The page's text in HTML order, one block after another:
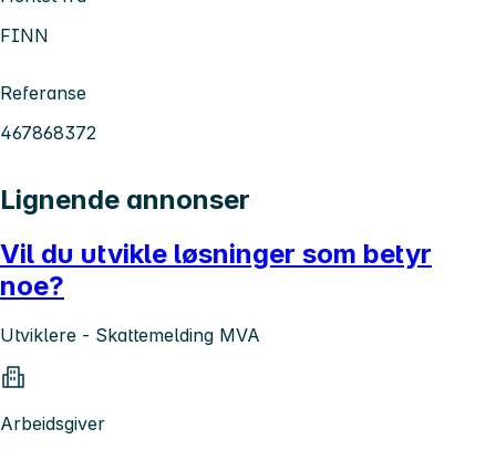
FINN
Referanse
467868372
Lignende annonser
Vil du utvikle løsninger som betyr
noe?
Utviklere - Skattemelding MVA
Arbeidsgiver